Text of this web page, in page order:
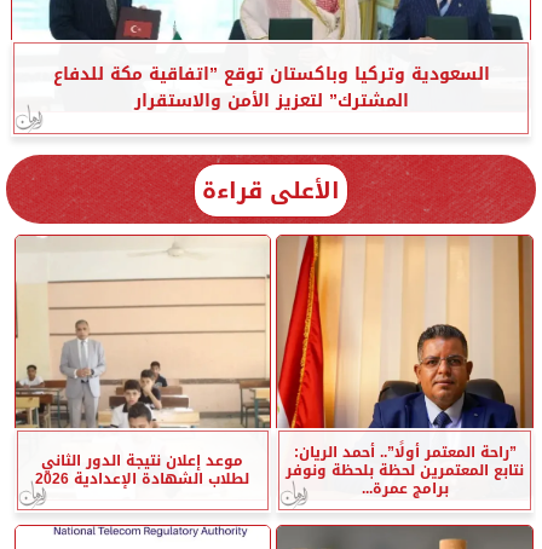
السعودية وتركيا وباكستان توقع ”اتفاقية مكة للدفاع
المشترك” لتعزيز الأمن والاستقرار
الأعلى قراءة
”راحة المعتمر أولًا”.. أحمد الريان:
نتابع المعتمرين لحظة بلحظة ونوفر
برامج عمرة...
موعد إعلان نتيجة الدور الثاني
لطلاب الشهادة الإعدادية 2026